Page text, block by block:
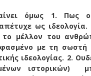
όμως 1. Πως
ως ιδεολογία.
μέλλον του
με τη σωστή
ιδεολογίας. 2.
ιστορικών)